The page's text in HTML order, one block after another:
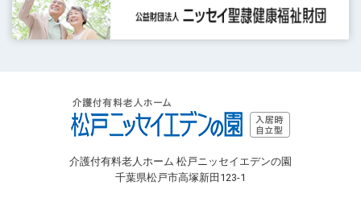
介護付有料老人ホーム 松戸ニッセイエデンの園
千葉県松戸市高塚新田123-1